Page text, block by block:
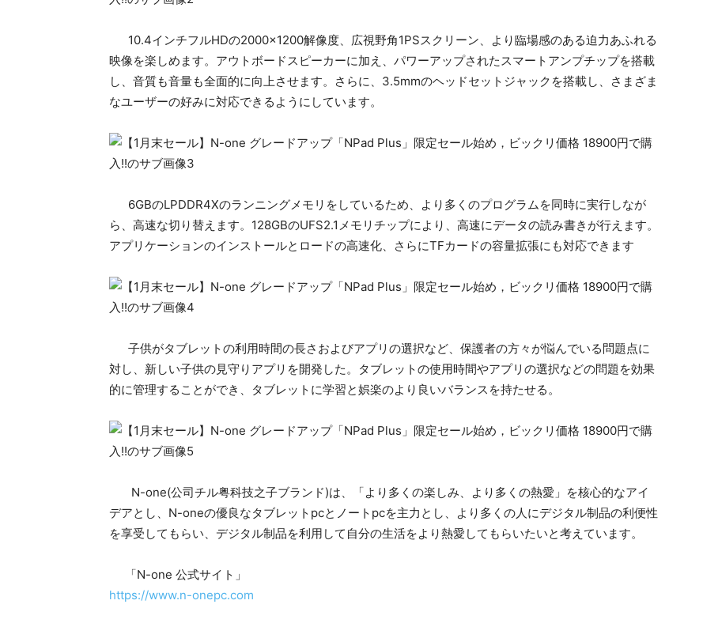
10.4インチフルHDの2000×1200解像度、広視野角1PSスクリーン、より臨場感のある迫力あふれる
映像を楽しめます。アウトボードスピーカーに加え、パワーアップされたスマートアンプチップを搭載
し、音質も音量も全面的に向上させます。さらに、3.5mmのヘッドセットジャックを搭載し、さまざま
なユーザーの好みに対応できるようにしています。
6GBのLPDDR4Xのランニングメモリをしているため、より多くのプログラムを同時に実行しなが
ら、高速な切り替えます。128GBのUFS2.1メモリチップにより、高速にデータの読み書きが行えます。
アプリケーションのインストールとロードの高速化、さらにTFカードの容量拡張にも対応できます
子供がタブレットの利用時間の長さおよびアプリの選択など、保護者の方々が悩んでいる問題点に
対し、新しい子供の見守りアプリを開発した。タブレットの使用時間やアプリの選択などの問題を効果
的に管理することができ、タブレットに学習と娯楽のより良いバランスを持たせる。
N-one(公司チル粤科技之子ブランド)は、「より多くの楽しみ、より多くの熱愛」を核心的なアイ
デアとし、N-oneの優良なタブレットpcとノートpcを主力とし、より多くの人にデジタル制品の利便性
を享受してもらい、デジタル制品を利用して自分の生活をより熱愛してもらいたいと考えています。
「N-one 公式サイト」
https://www.n-onepc.com